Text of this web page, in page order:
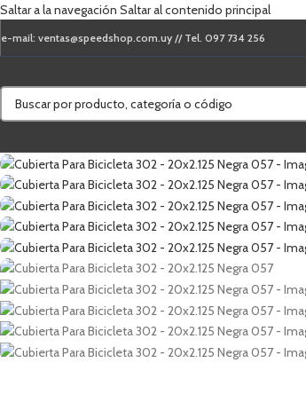
Saltar a la navegación Saltar al contenido principal
e-mail: ventas@speedshop.com.uy // Tel. 097 734 256